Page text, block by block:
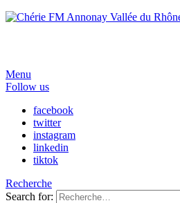
Menu
Follow us
facebook
twitter
instagram
linkedin
tiktok
Recherche
Search for: